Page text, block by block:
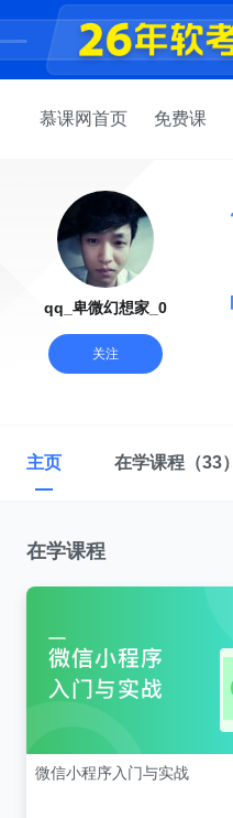
慕课网首页 免费课
qq_卑微幻想家_0
关注
主页 在学课程 （33）
在学课程
微信小程序入门与实战